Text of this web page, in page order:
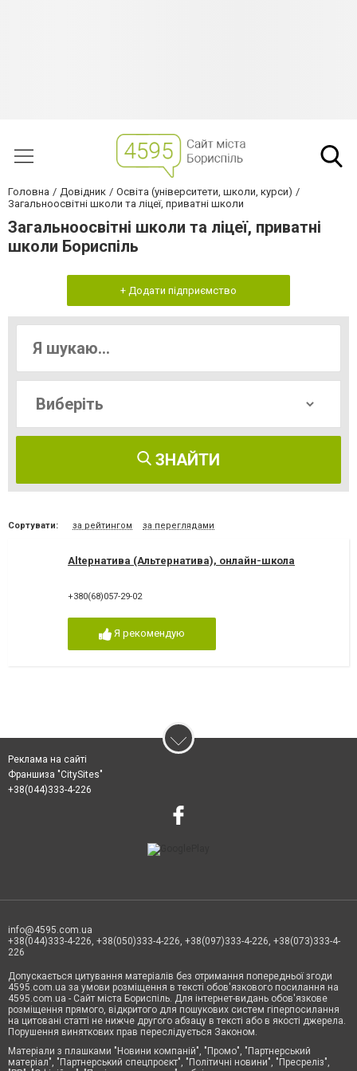
Головна Довідник
Освіта (університети, школи, курси)
Загальноосвітні школи та ліцеї, приватні школи
Загальноосвітні школи та ліцеї, приватні
школи Бориспіль
+ Додати підприємство
ЗНАЙТИ
Сортувати: за рейтингом за переглядами
Altернатива (Альтернатива), онлайн-школа
+380(68)057-29-02
Я рекомендую
Реклама на сайті
Франшиза "CitySites"
+38(044)333-4-226
info@4595.com.ua
+38(044)333-4-226, +38(050)333-4-226, +38(097)333-4-226, +38(073)333-4-
226
Допускається цитування матеріалів без отримання попередньої згоди
4595.com.ua за умови розміщення в тексті обов'язкового посилання на
4595.com.ua - Сайт міста Бориспіль. Для інтернет-видань обов'язкове
розміщення прямого, відкритого для пошукових систем гіперпосилання
на цитовані статті не нижче другого абзацу в тексті або в якості джерела.
Порушення виняткових прав переслідується Законом.
Матеріали з плашками "Новини компаній", "Промо", "Партнерський
матеріал", "Партнерський спецпроєкт", "Політичні новини", "Пресреліз",